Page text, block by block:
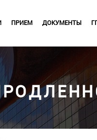
ПРИЕМ ДОКУМЕНТЫ